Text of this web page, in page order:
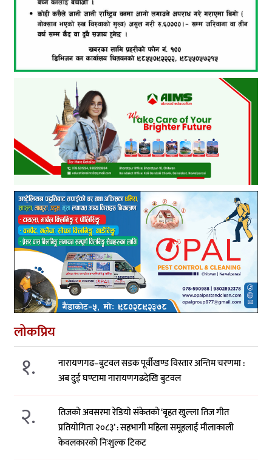
लोकप्रिय
१.
नारायणगढ–बुटवल सडक पूर्वीखण्ड विस्तार अन्तिम चरणमा :
अब दुई घण्टामा नारायणगढदेखि बुटवल
२.
तिजको अवसरमा रेडियो संकेतको ‘बृहत खुल्ला तिज गीत
प्रतियोगिता २०८३’ : सहभागी महिला समूहलाई मौलाकाली
केवलकारको निःशुल्क टिकट